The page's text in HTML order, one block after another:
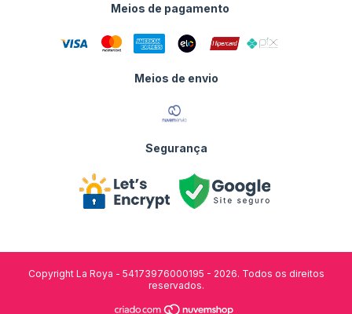
Meios de pagamento
Meios de envio
Segurança
Copyright La Roya - 54173976000195 - 2026. Todos os direitos
reservados.